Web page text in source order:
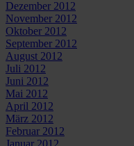
Dezember 2012
November 2012
Oktober 2012
September 2012
August 2012
Juli 2012
Juni 2012
Mai 2012
April 2012
März 2012
Februar 2012
Januar 2012